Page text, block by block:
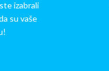
izabrali
su vaše